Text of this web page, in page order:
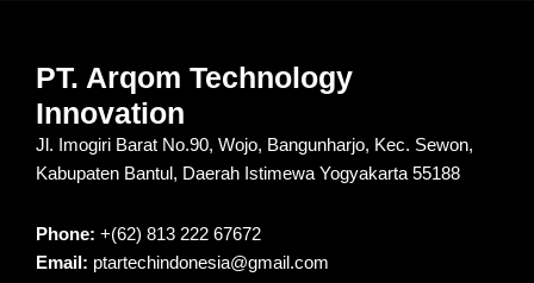
PT. Arqom Technology
Innovation
Jl. Imogiri Barat No.90, Wojo, Bangunharjo, Kec. Sewon,
Kabupaten Bantul, Daerah Istimewa Yogyakarta 55188
Phone: +(62) 813 222 67672
Email: ptartechindonesia@gmail.com